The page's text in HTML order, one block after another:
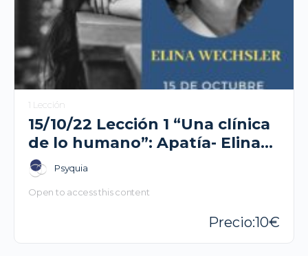
1 Lección
15/10/22 Lección 1 “Una clínica
de lo humano”: Apatía- Elina
Wechsler
Psyquia
Open to access this content
10